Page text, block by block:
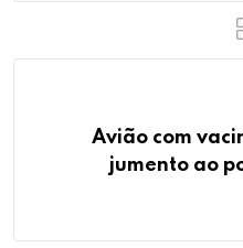
Avião com
jumento ao